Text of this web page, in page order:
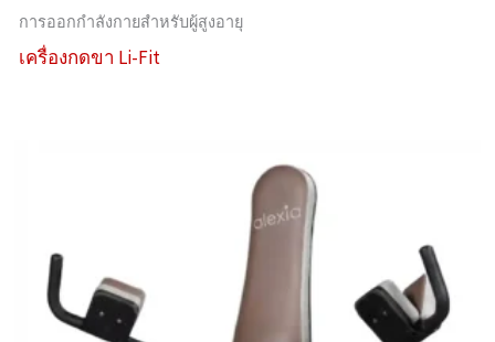
การออกกำลังกายสำหรับผู้สูงอายุ
เครื่องกดขา Li-Fit